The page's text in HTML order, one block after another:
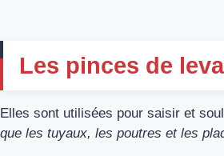
Les pinces de
Elles sont utilisées pour saisir et
que les tuyaux, les poutres et les